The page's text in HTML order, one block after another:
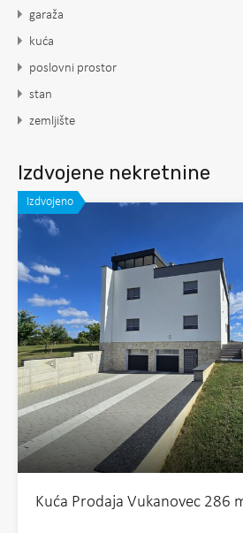
garaža
kuća
poslovni prostor
stan
zemljište
Izdvojene nekretnine
Izdvojeno
Kuća Prodaja Vukanovec 286